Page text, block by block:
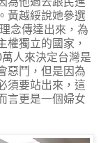
黃越綏說她參選
念傳達出來，為
權獨立的國家，
人來決定台灣是
惡鬥，但是因為
須要站出來，這
言更是一個婦女